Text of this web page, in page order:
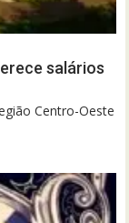
salários
Centro-Oeste